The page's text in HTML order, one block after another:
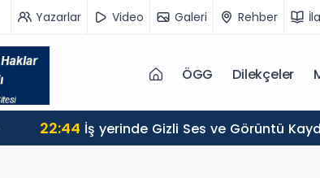
Yazarlar Video Galeri Rehber
ÖGG Dilekçeler
22:44 İş yerinde Gizli Ses ve Görüntü